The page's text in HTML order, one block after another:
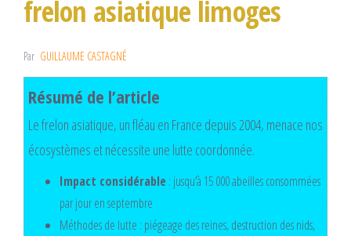
frelon asiatique limoges
Par GUILLAUME CASTAGNÉ
Résumé de l’article
Le frelon asiatique, un fléau en France depuis 2004, menace nos
écosystèmes et nécessite une lutte coordonnée.
Impact considérable : jusqu’à 15 000 abeilles consommées
par jour en septembre
Méthodes de lutte : piégeage des reines, destruction des nids,